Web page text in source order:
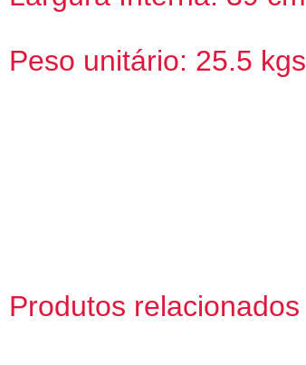
Peso unitário: 25.5 kgs
Produtos relacionados